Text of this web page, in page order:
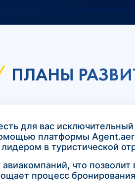
ПЛАНЫ
для вас
платформы
в туристической
что
процесс